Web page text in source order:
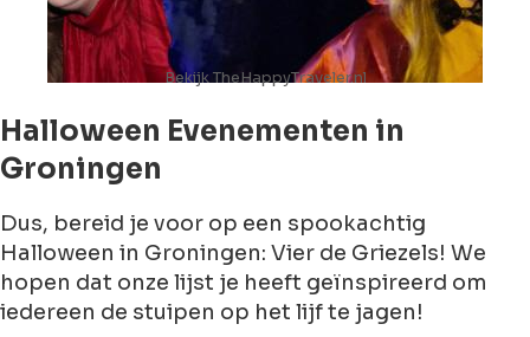
Bekijk TheHappyTraveler.nl
Halloween Evenementen in
Groningen
Dus, bereid je voor op een spookachtig
Halloween in Groningen: Vier de Griezels! We
hopen dat onze lijst je heeft geïnspireerd om
iedereen de stuipen op het lijf te jagen!